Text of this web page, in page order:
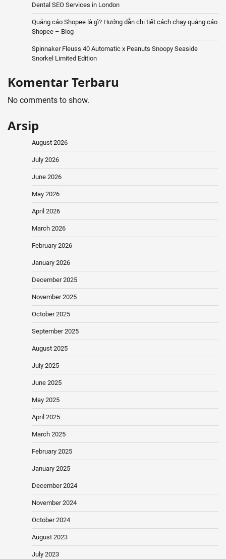
Dental SEO Services in London
Quảng cáo Shopee là gì? Hướng dẫn chi tiết cách chạy quảng cáo
Shopee – Blog
Spinnaker Fleuss 40 Automatic x Peanuts Snoopy Seaside
Snorkel Limited Edition
Komentar Terbaru
No comments to show.
Arsip
August 2026
July 2026
June 2026
May 2026
April 2026
March 2026
February 2026
January 2026
December 2025
November 2025
October 2025
September 2025
August 2025
July 2025
June 2025
May 2025
April 2025
March 2025
February 2025
January 2025
December 2024
November 2024
October 2024
August 2023
July 2023